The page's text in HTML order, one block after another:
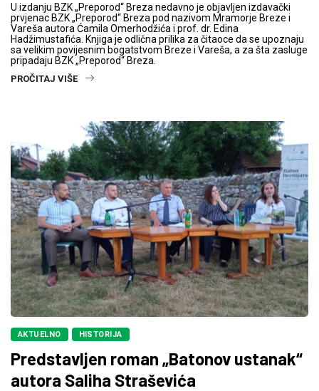
U izdanju BZK „Preporod“ Breza nedavno je objavljen izdavački
prvjenac BZK „Preporod“ Breza pod nazivom Mramorje Breze i
Vareša autora Ćamila Omerhodžića i prof. dr. Edina
Hadžimustafića. Knjiga je odlična prilika za čitaoce da se upoznaju
sa velikim povijesnim bogatstvom Breze i Vareša, a za šta zasluge
pripadaju BZK „Preporod“ Breza.
PROČITAJ VIŠE
AKTUELNO HISTORIJA
Predstavljen roman „Batonov ustanak“
autora Saliha Straševića